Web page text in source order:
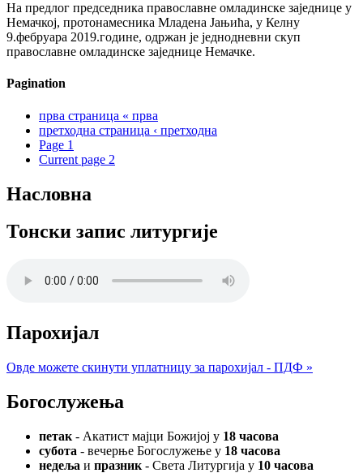
На предлог председника православне омладинске заједнице у
Немачкој, протонамесника Младена Јањића, у Келну
9.фебруара 2019.године, одржан је једнодневни скуп
православне омладинске заједнице Немачке.
Pagination
прва страница « прва
претходна страница ‹ претходна
Page 1
Current page 2
Насловна
Тонски запис литургије
Парохијал
Овде можете скинути уплатницу за парохијал - ПДФ »
Богослужења
петак - Акатист мајци Божијој у 18 часова
субота - вечерње Богослужење у 18 часова
недеља и празник - Света Литургија у 10 часова